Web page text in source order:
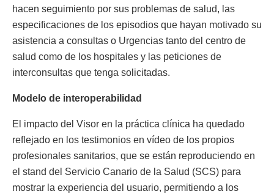
hacen seguimiento por sus problemas de salud, las
especificaciones de los episodios que hayan motivado su
asistencia a consultas o Urgencias tanto del centro de
salud como de los hospitales y las peticiones de
interconsultas que tenga solicitadas.
Modelo de interoperabilidad
El impacto del Visor en la práctica clínica ha quedado
reflejado en los testimonios en vídeo de los propios
profesionales sanitarios, que se están reproduciendo en
el stand del Servicio Canario de la Salud (SCS) para
mostrar la experiencia del usuario, permitiendo a los